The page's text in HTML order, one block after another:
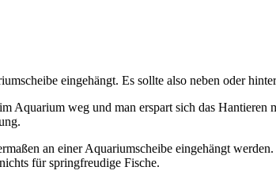
eingehängt. Es sollte also neben oder
Aquarium weg und man erspart sich das
an einer Aquariumscheibe eingehängt
für springfreudige Fische.